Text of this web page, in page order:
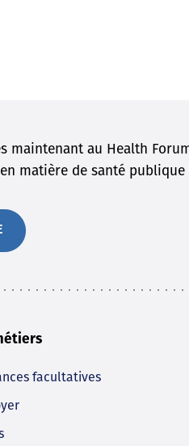
maintenant au Health
matière de santé publique
facultatives